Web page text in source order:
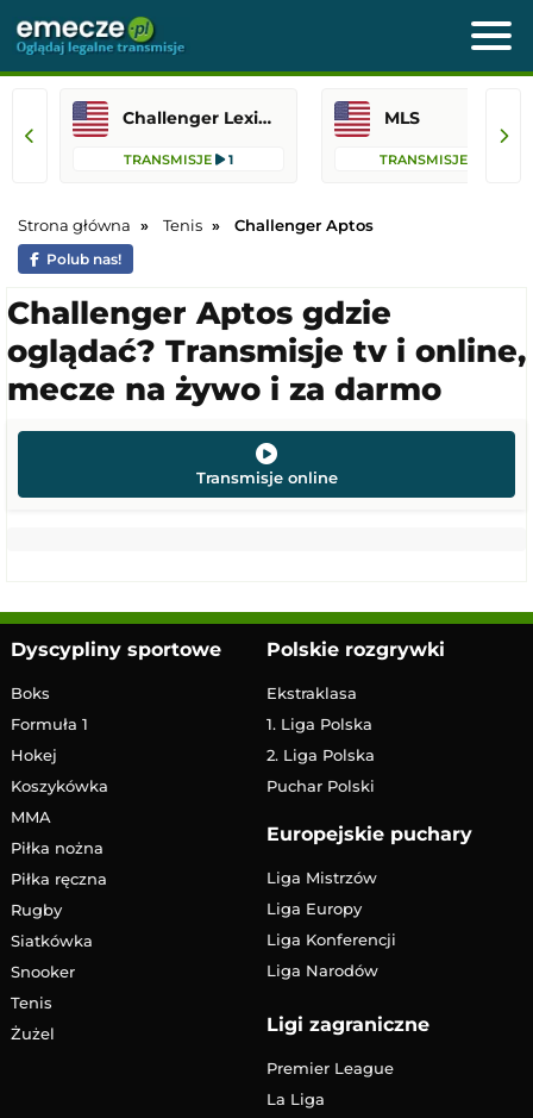
Challenger Lexington
TRANSMISJE 1
MLS
TRANSMISJE
Strona główna Tenis Challenger Aptos
Polub nas!
Challenger Aptos gdzie
oglądać? Transmisje tv i online,
mecze na żywo i za darmo
Transmisje online
Dyscypliny sportowe
Boks
Formuła 1
Hokej
Koszykówka
MMA
Piłka nożna
Piłka ręczna
Rugby
Siatkówka
Snooker
Tenis
Żużel
Polskie rozgrywki
Ekstraklasa
1. Liga Polska
2. Liga Polska
Puchar Polski
Europejskie puchary
Liga Mistrzów
Liga Europy
Liga Konferencji
Liga Narodów
Ligi zagraniczne
Premier League
La Liga